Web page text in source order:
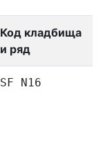
Код кладбища
и ряд
SF N16